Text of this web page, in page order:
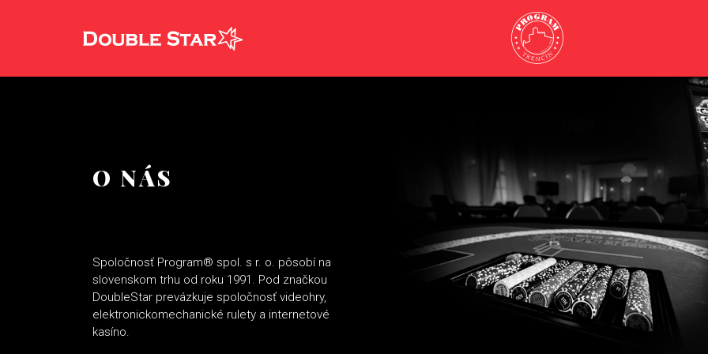
O NÁS
Spoločnosť Program® spol. s r. o. pôsobí na
slovenskom trhu od roku 1991. Pod značkou
DoubleStar prevázkuje spoločnosť videohry,
elektronickomechanické rulety a internetové
kasíno.